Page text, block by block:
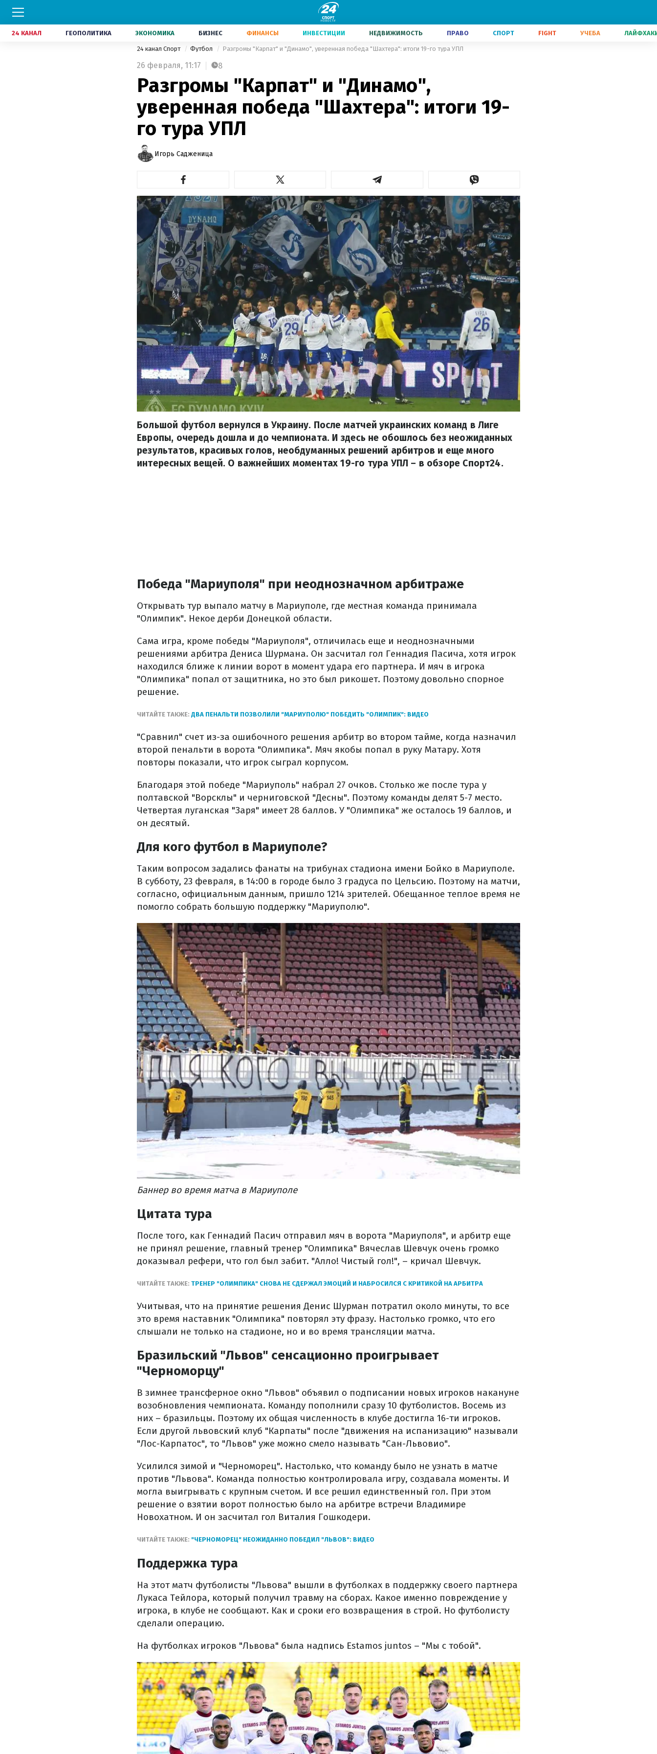
24 КАНАЛ ГЕОПОЛИТИКА ЭКОНОМИКА БИЗНЕС ФИНАНСЫ ИНВЕСТИЦИИ НЕДВИЖИМОСТЬ ПРАВО СПОРТ FIGHT УЧЕБА
24 канал Спорт Футбол Разгромы "Карпат" и "Динамо", уверенная победа "Шахтера": итоги 19-го тура УПЛ
26 февраля, 11:17 8
Разгромы "Карпат" и "Динамо",
уверенная победа "Шахтера": итоги 19-
го тура УПЛ
Игорь Садженица
Большой футбол вернулся в Украину. После матчей украинских команд в Лиге
Европы, очередь дошла и до чемпионата. И здесь не обошлось без неожиданных
результатов, красивых голов, необдуманных решений арбитров и еще много
интересных вещей. О важнейших моментах 19-го тура УПЛ – в обзоре Спорт24.
Победа "Мариуполя" при неоднозначном арбитраже
Открывать тур выпало матчу в Мариуполе, где местная команда принимала
"Олимпик". Некое дерби Донецкой области.
Сама игра, кроме победы "Мариуполя", отличилась еще и неоднозначными
решениями арбитра Дениса Шурмана. Он засчитал гол Геннадия Пасича, хотя игрок
находился ближе к линии ворот в момент удара его партнера. И мяч в игрока
"Олимпика" попал от защитника, но это был рикошет. Поэтому довольно спорное
решение.
ЧИТАЙТЕ ТАКЖЕ: ДВА ПЕНАЛЬТИ ПОЗВОЛИЛИ "МАРИУПОЛЮ" ПОБЕДИТЬ "ОЛИМПИК": ВИДЕО
"Сравнил" счет из-за ошибочного решения арбитр во втором тайме, когда назначил
второй пенальти в ворота "Олимпика". Мяч якобы попал в руку Матару. Хотя
повторы показали, что игрок сыграл корпусом.
Благодаря этой победе "Мариуполь" набрал 27 очков. Столько же после тура у
полтавской "Ворсклы" и черниговской "Десны". Поэтому команды делят 5-7 место.
Четвертая луганская "Заря" имеет 28 баллов. У "Олимпика" же осталось 19 баллов, и
он десятый.
Для кого футбол в Мариуполе?
Таким вопросом задались фанаты на трибунах стадиона имени Бойко в Мариуполе.
В субботу, 23 февраля, в 14:00 в городе было 3 градуса по Цельсию. Поэтому на матчи,
согласно, официальным данным, пришло 1214 зрителей. Обещанное теплое время не
помогло собрать большую поддержку "Мариуполю".
Баннер во время матча в Мариуполе
Цитата тура
После того, как Геннадий Пасич отправил мяч в ворота "Мариуполя", и арбитр еще
не принял решение, главный тренер "Олимпика" Вячеслав Шевчук очень громко
доказывал рефери, что гол был забит. "Алло! Чистый гол!", – кричал Шевчук.
ЧИТАЙТЕ ТАКЖЕ: ТРЕНЕР "ОЛИМПИКА" СНОВА НЕ СДЕРЖАЛ ЭМОЦИЙ И НАБРОСИЛСЯ С КРИТИКОЙ НА АРБИТРА
Учитывая, что на принятие решения Денис Шурман потратил около минуты, то все
это время наставник "Олимпика" повторял эту фразу. Настолько громко, что его
слышали не только на стадионе, но и во время трансляции матча.
Бразильский "Львов" сенсационно проигрывает
"Черноморцу"
В зимнее трансферное окно "Львов" объявил о подписании новых игроков накануне
возобновления чемпионата. Команду пополнили сразу 10 футболистов. Восемь из
них – бразильцы. Поэтому их общая численность в клубе достигла 16-ти игроков.
Если другой львовский клуб "Карпаты" после "движения на испанизацию" называли
"Лос-Карпатос", то "Львов" уже можно смело называть "Сан-Львовио".
Усилился зимой и "Черноморец". Настолько, что команду было не узнать в матче
против "Львова". Команда полностью контролировала игру, создавала моменты. И
могла выигрывать с крупным счетом. И все решил единственный гол. При этом
решение о взятии ворот полностью было на арбитре встречи Владимире
Новохатном. И он засчитал гол Виталия Гошкодери.
ЧИТАЙТЕ ТАКЖЕ: "ЧЕРНОМОРЕЦ" НЕОЖИДАННО ПОБЕДИЛ "ЛЬВОВ": ВИДЕО
Поддержка тура
На этот матч футболисты "Львова" вышли в футболках в поддержку своего партнера
Лукаса Тейлора, который получил травму на сборах. Какое именно повреждение у
игрока, в клубе не сообщают. Как и сроки его возвращения в строй. Но футболисту
сделали операцию.
На футболках игроков "Львова" была надпись Estamos juntos – "Мы с тобой".